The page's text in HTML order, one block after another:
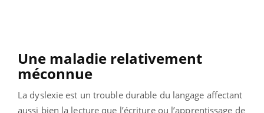
Une maladie relativement
méconnue
La dyslexie est un trouble durable du langage affectant
aussi bien la lecture que l’écriture ou l’apprentissage de